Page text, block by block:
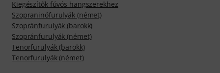
Kiegészítők fúvós hangszerekhez
Szopraninófurulyák (német)
Szopránfurulyák (barokk)
Szopránfurulyák (német)
Tenorfurulyák (barokk)
Tenorfurulyák (német)